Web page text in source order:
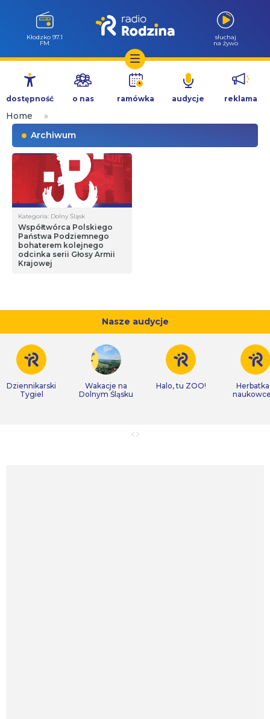
Przejdź
treści
Kłodzko 97.1
FM
słuchaj
na żywo
dostępność o nas ramówka audycje reklama
Home
»
Archiwum
Kategoria: Dolny Śląsk
Współtwórca Polskiego
Państwa Podziemnego
bohaterem kolejnego
odcinka serii Głosy Armii
Krajowej
Nasze audycje
Dziennikarski
Tygiel
Wakacje na
Dolnym Śląsku
Halo, tu ZOO!